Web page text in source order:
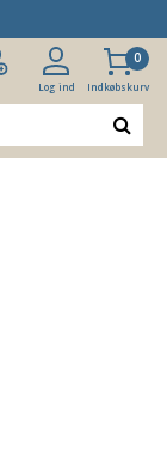
Log ind
0
Indkøbskurv